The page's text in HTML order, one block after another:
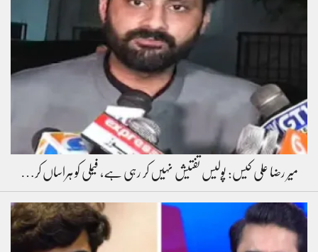
میر رضا علی کیس: پولیس تفتیش نہیں کر رہی ہے، فیملی کو ہراساں کر…